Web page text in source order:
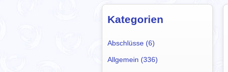
Kategorien
Abschlüsse (6)
Allgemein (336)